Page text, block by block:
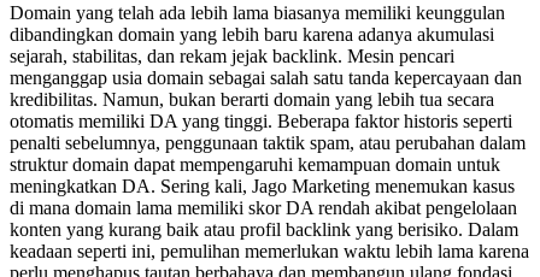
Domain yang telah ada lebih lama biasanya memiliki keunggulan
dibandingkan domain yang lebih baru karena adanya akumulasi
sejarah, stabilitas, dan rekam jejak backlink. Mesin pencari
menganggap usia domain sebagai salah satu tanda kepercayaan dan
kredibilitas. Namun, bukan berarti domain yang lebih tua secara
otomatis memiliki DA yang tinggi. Beberapa faktor historis seperti
penalti sebelumnya, penggunaan taktik spam, atau perubahan dalam
struktur domain dapat mempengaruhi kemampuan domain untuk
meningkatkan DA. Sering kali, Jago Marketing menemukan kasus
di mana domain lama memiliki skor DA rendah akibat pengelolaan
konten yang kurang baik atau profil backlink yang berisiko. Dalam
keadaan seperti ini, pemulihan memerlukan waktu lebih lama karena
perlu menghapus tautan berbahaya dan membangun ulang fondasi